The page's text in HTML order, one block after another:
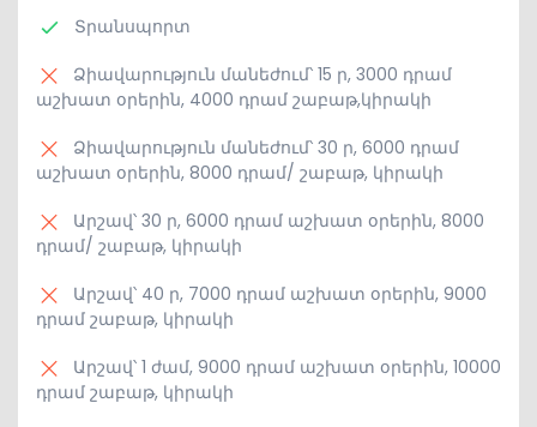
Տրանսպորտ
Ձիավարություն մանեժում՝ 15 ր, 3000 դրամ
աշխատ օրերին, 4000 դրամ շաբաթ,կիրակի
Ձիավարություն մանեժում՝ 30 ր, 6000 դրամ
աշխատ օրերին, 8000 դրամ/ շաբաթ, կիրակի
Արշավ՝ 30 ր, 6000 դրամ աշխատ օրերին, 8000
դրամ/ շաբաթ, կիրակի
Արշավ՝ 40 ր, 7000 դրամ աշխատ օրերին, 9000
դրամ շաբաթ, կիրակի
Արշավ՝ 1 ժամ, 9000 դրամ աշխատ օրերին, 10000
դրամ շաբաթ, կիրակի